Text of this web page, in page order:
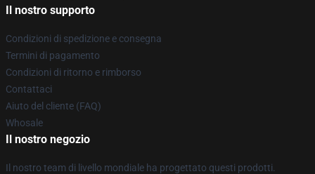
Il nostro supporto
Condizioni di spedizione e consegna
Termini di pagamento
Condizioni di ritorno e rimborso
Contattaci
Aiuto del cliente (FAQ)
Whosale
Il nostro negozio
Il nostro team di livello mondiale ha progettato questi prodotti.